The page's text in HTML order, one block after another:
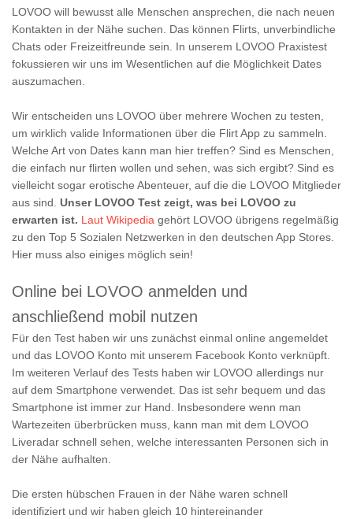
LOVOO will bewusst alle Menschen ansprechen, die nach neuen
Kontakten in der Nähe suchen. Das können Flirts, unverbindliche
Chats oder Freizeitfreunde sein. In unserem LOVOO Praxistest
fokussieren wir uns im Wesentlichen auf die Möglichkeit Dates
auszumachen.
Wir entscheiden uns LOVOO über mehrere Wochen zu testen,
um wirklich valide Informationen über die Flirt App zu sammeln.
Welche Art von Dates kann man hier treffen? Sind es Menschen,
die einfach nur flirten wollen und sehen, was sich ergibt? Sind es
vielleicht sogar erotische Abenteuer, auf die die LOVOO Mitglieder
aus sind. Unser LOVOO Test zeigt, was bei LOVOO zu
erwarten ist. Laut Wikipedia gehört LOVOO übrigens regelmäßig
zu den Top 5 Sozialen Netzwerken in den deutschen App Stores.
Hier muss also einiges möglich sein!
Online bei LOVOO anmelden und
anschließend mobil nutzen
Für den Test haben wir uns zunächst einmal online angemeldet
und das LOVOO Konto mit unserem Facebook Konto verknüpft.
Im weiteren Verlauf des Tests haben wir LOVOO allerdings nur
auf dem Smartphone verwendet. Das ist sehr bequem und das
Smartphone ist immer zur Hand. Insbesondere wenn man
Wartezeiten überbrücken muss, kann man mit dem LOVOO
Liveradar schnell sehen, welche interessanten Personen sich in
der Nähe aufhalten.
Die ersten hübschen Frauen in der Nähe waren schnell
identifiziert und wir haben gleich 10 hintereinander